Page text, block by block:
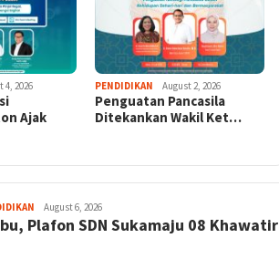
4, 2026
Ajak
PENDIDIKAN August 2, 2026
Penguatan Pancasila
Ditekankan Wakil Ket…
Aga
Alamanda
August 6, 2026
Plafon SDN Sukamaju 08 Khawatir